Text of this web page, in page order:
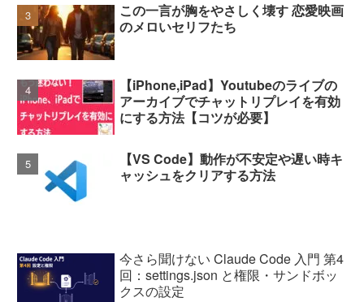
この一言が胸をやさしく壊す 恋愛映画
のメロいセリフたち
【iPhone,iPad】Youtubeのライブの
アーカイブでチャットリプレイを有効
にする方法【コツが必要】
【VS Code】動作が不安定や遅い時キ
ャッシュをクリアする方法
今さら聞けない Claude Code 入門 第4
回：settings.json と権限・サンドボッ
クスの設定